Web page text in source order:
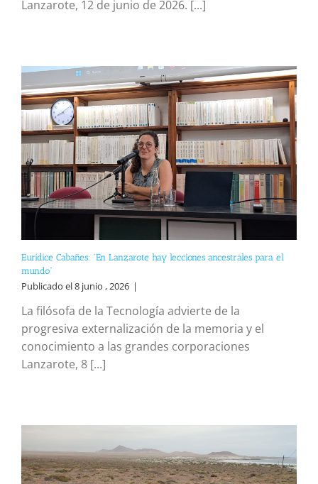
Lanzarote, 12 de junio de 2026. [...]
Eurídice Cabañes: “En Lanzarote hay lecciones ancestrales para el
mundo”
Publicado el 8 junio , 2026 |
La filósofa de la Tecnología advierte de la
progresiva externalización de la memoria y el
conocimiento a las grandes corporaciones
Lanzarote, 8 [...]